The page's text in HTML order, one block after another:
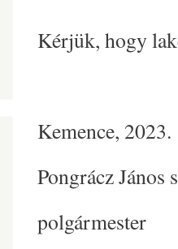
Kérjük, hogy
Kemence,
Pongrácz János
polgármester